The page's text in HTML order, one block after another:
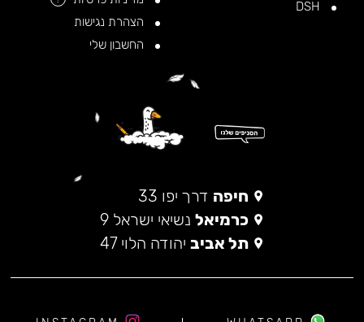
הצהרת נגישות
החשבון שלי
חיפה דרך יפו 33
כרמיאל נשיאי ישראל 9
תל אביב יהודה הלוי 47